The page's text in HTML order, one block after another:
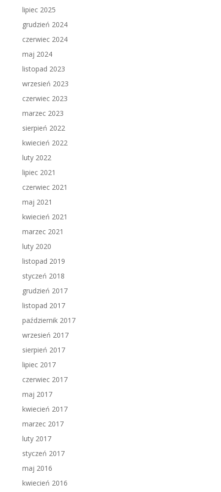
lipiec 2025
grudzień 2024
czerwiec 2024
maj 2024
listopad 2023
wrzesień 2023
czerwiec 2023
marzec 2023
sierpień 2022
kwiecień 2022
luty 2022
lipiec 2021
czerwiec 2021
maj 2021
kwiecień 2021
marzec 2021
luty 2020
listopad 2019
styczeń 2018
grudzień 2017
listopad 2017
październik 2017
wrzesień 2017
sierpień 2017
lipiec 2017
czerwiec 2017
maj 2017
kwiecień 2017
marzec 2017
luty 2017
styczeń 2017
maj 2016
kwiecień 2016